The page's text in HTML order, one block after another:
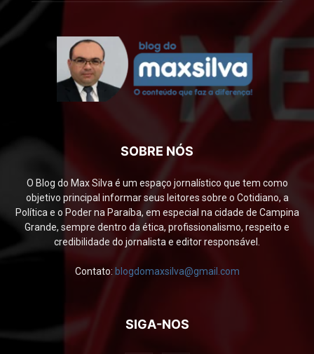
SOBRE NÓS
O Blog do Max Silva é um espaço jornalístico que tem como
objetivo principal informar seus leitores sobre o Cotidiano, a
Política e o Poder na Paraíba, em especial na cidade de Campina
Grande, sempre dentro da ética, profissionalismo, respeito e
credibilidade do jornalista e editor responsável.
Contato: blogdomaxsilva@gmail.com
SIGA-NOS